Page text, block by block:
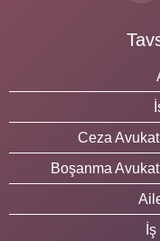
Ceza
Boşanma